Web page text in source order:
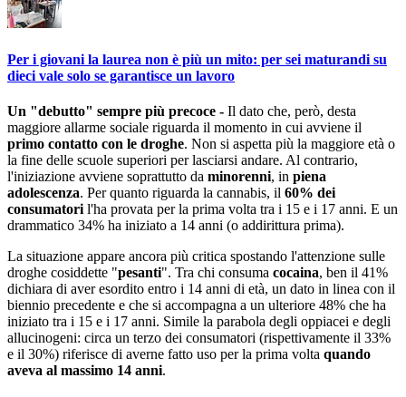
Per i giovani la laurea non è più un mito: per sei maturandi su
dieci vale solo se garantisce un lavoro
Un "debutto" sempre più precoce - Il dato che, però, desta
maggiore allarme sociale riguarda il momento in cui avviene il
primo contatto con le droghe. Non si aspetta più la maggiore età o
la fine delle scuole superiori per lasciarsi andare. Al contrario,
l'iniziazione avviene soprattutto da minorenni, in piena
adolescenza. Per quanto riguarda la cannabis, il 60% dei
consumatori l'ha provata per la prima volta tra i 15 e i 17 anni. E un
drammatico 34% ha iniziato a 14 anni (o addirittura prima).
La situazione appare ancora più critica spostando l'attenzione sulle
droghe cosiddette "pesanti". Tra chi consuma cocaina, ben il 41%
dichiara di aver esordito entro i 14 anni di età, un dato in linea con il
biennio precedente e che si accompagna a un ulteriore 48% che ha
iniziato tra i 15 e i 17 anni. Simile la parabola degli oppiacei e degli
allucinogeni: circa un terzo dei consumatori (rispettivamente il 33%
e il 30%) riferisce di averne fatto uso per la prima volta quando
aveva al massimo 14 anni.